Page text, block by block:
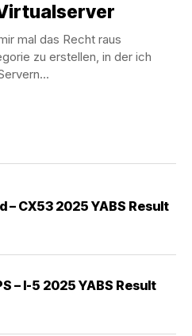
mal das Recht raus
zu erstellen, in der ich
– CX53 2025 YABS Result
– I-5 2025 YABS Result